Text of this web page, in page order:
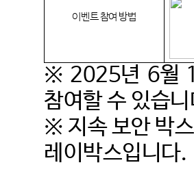
이벤트 참여 방법
※ 2025년 6월 1
참여할 수 있습
※ 지속 보안 박
레이박스입니다.